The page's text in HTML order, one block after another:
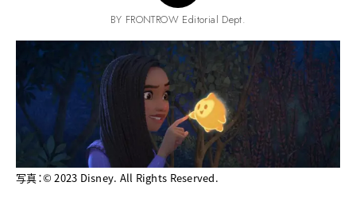
BY FRONTROW Editorial Dept.
写真：© 2023 Disney. All Rights Reserved.